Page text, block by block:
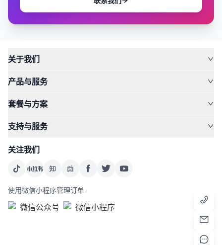
关于我们
产品与服务
套餐与方案
支持与服务
关注我们
使用微信小程序管理订单